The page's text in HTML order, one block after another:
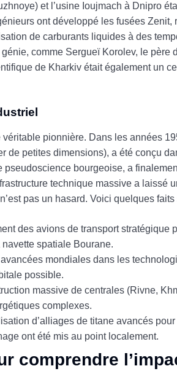
et l’usine Ioujmach à Dnipro
ont développé les fusées
de carburants liquides à des
comme Sergueï Korolev, le
de Kharkiv était également un
pionnière. Dans les années
de petites dimensions), a été conçu
pseudoscience bourgeoise, a
technique massive a laissé
pas un hasard. Voici quelques
des avions de transport stratégique
spatiale Bourane.
mondiales dans les
possible.
massive de centrales (Rivne,
complexes.
d’alliages de titane avancés
ont été mis au point localement.
comprendre